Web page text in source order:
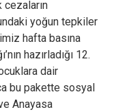
yoğun tepkiler
hafta basına
hazırladığı 12.
dair
bu pakette sosyal
Anayasa